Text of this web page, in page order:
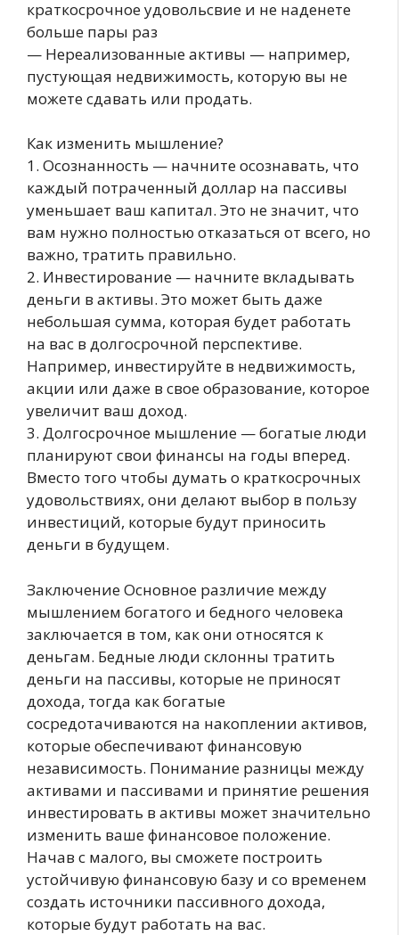
краткосрочное удовольсвие и не наденете
больше пары раз
— Нереализованные активы — например,
пустующая недвижимость, которую вы не
можете сдавать или продать.
Как изменить мышление?
1. Осознанность — начните осознавать, что
каждый потраченный доллар на пассивы
уменьшает ваш капитал. Это не значит, что
вам нужно полностью отказаться от всего, но
важно, тратить правильно.
2. Инвестирование — начните вкладывать
деньги в активы. Это может быть даже
небольшая сумма, которая будет работать
на вас в долгосрочной перспективе.
Например, инвестируйте в недвижимость,
акции или даже в свое образование, которое
увеличит ваш доход.
3. Долгосрочное мышление — богатые люди
планируют свои финансы на годы вперед.
Вместо того чтобы думать о краткосрочных
удовольствиях, они делают выбор в пользу
инвестиций, которые будут приносить
деньги в будущем.
Заключение Основное различие между
мышлением богатого и бедного человека
заключается в том, как они относятся к
деньгам. Бедные люди склонны тратить
деньги на пассивы, которые не приносят
дохода, тогда как богатые
сосредотачиваются на накоплении активов,
которые обеспечивают финансовую
независимость. Понимание разницы между
активами и пассивами и принятие решения
инвестировать в активы может значительно
изменить ваше финансовое положение.
Начав с малого, вы сможете построить
устойчивую финансовую базу и со временем
создать источники пассивного дохода,
которые будут работать на вас.